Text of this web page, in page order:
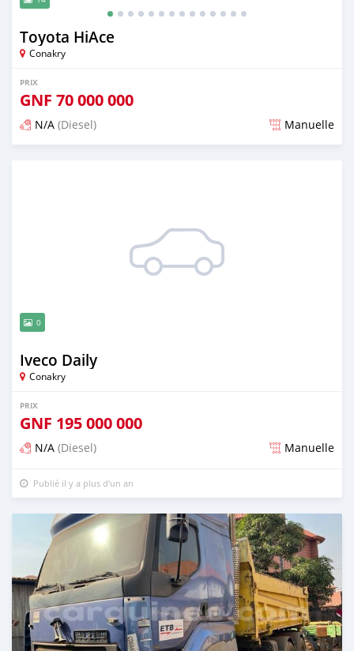
Toyota HiAce
Conakry
PRIX
GNF 70 000 000
N/A (Diesel) Manuelle
0
Iveco Daily
Conakry
PRIX
GNF 195 000 000
N/A (Diesel) Manuelle
Publié il y a plus d'un an